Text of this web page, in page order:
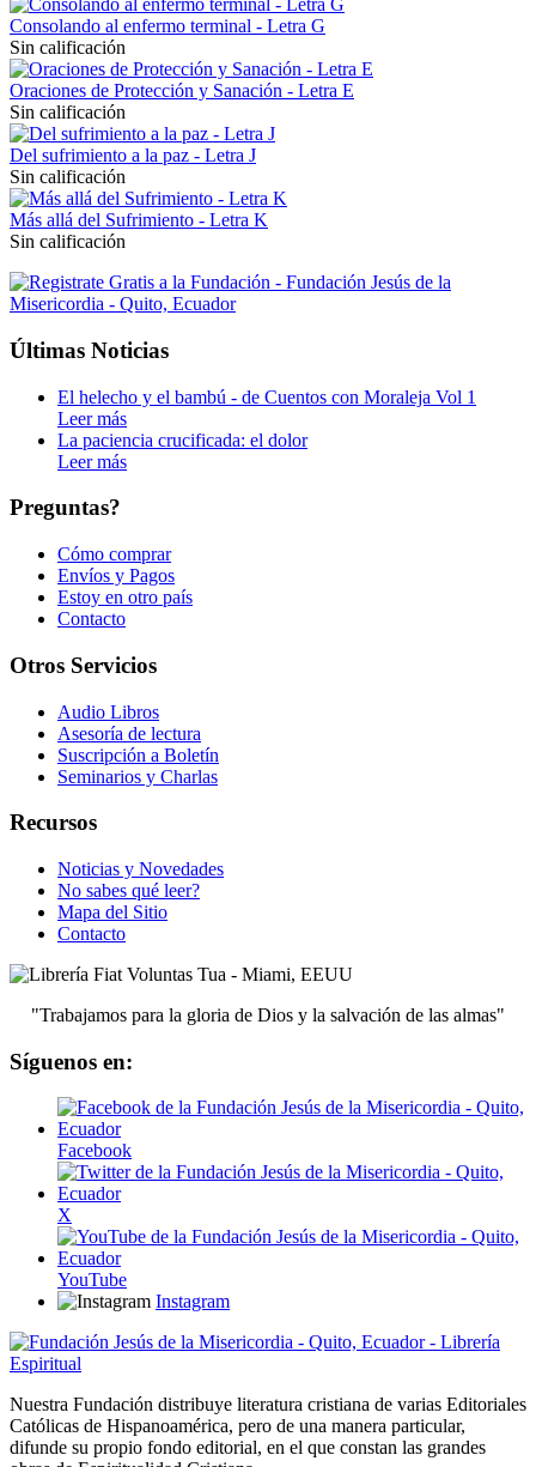
Consolando al enfermo terminal - Letra G
Sin calificación
Oraciones de Protección y Sanación - Letra E
Sin calificación
Del sufrimiento a la paz - Letra J
Sin calificación
Más allá del Sufrimiento - Letra K
Sin calificación
Últimas Noticias
El helecho y el bambú - de Cuentos con Moraleja Vol 1
Leer más
La paciencia crucificada: el dolor
Leer más
Preguntas?
Cómo comprar
Envíos y Pagos
Estoy en otro país
Contacto
Otros Servicios
Audio Libros
Asesoría de lectura
Suscripción a Boletín
Seminarios y Charlas
Recursos
Noticias y Novedades
No sabes qué leer?
Mapa del Sitio
Contacto
"Trabajamos para la gloria de Dios y la salvación de las almas"
Síguenos en:
Facebook
X
YouTube
Instagram
Nuestra Fundación distribuye literatura cristiana de varias Editoriales
Católicas de Hispanoamérica, pero de una manera particular,
difunde su propio fondo editorial, en el que constan las grandes